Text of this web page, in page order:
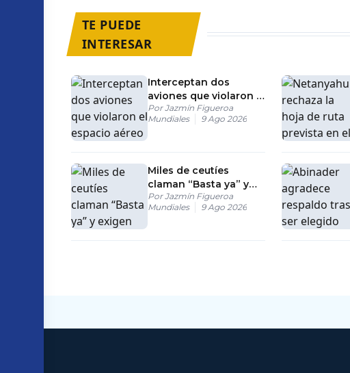
TE PUEDE
INTERESAR
Interceptan dos
aviones que violaron el
espacio aéreo en el
club donde estaba
PorJazmín Figueroa
Mundiales
9 Ago 2026
Miles de ceutíes
claman “Basta ya” y
exigen respuestas a
España y Europa
PorJazmín Figueroa
Mundiales
9 Ago 2026